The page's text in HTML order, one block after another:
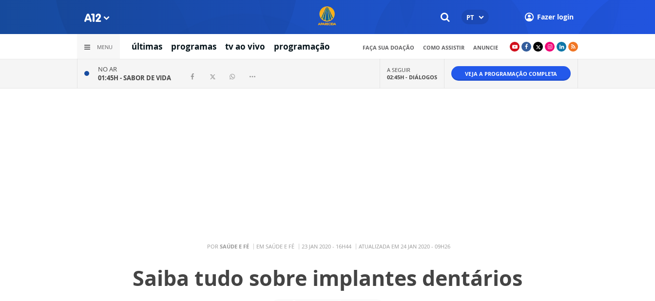
PT Fazer login
MENU últimas programas tv ao vivo programação FAÇA SUA DOAÇÃO COMO ASSISTIR ANUNCIE
NO AR
01:45H -SABOR DE VIDA
A SEGUIR
02:45H - DIÁLOGOS VEJA A PROGRAMAÇÃO COMPLETA
POR SAÚDE E FÉ EM SAÚDE E FÉ 23 JAN 2020 - 16H44 ATUALIZADA EM 24 JAN 2020 - 09H26
Saiba tudo sobre implantes dentários